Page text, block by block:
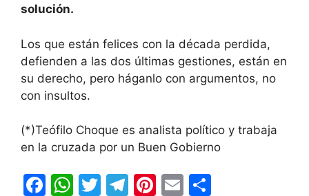
solución.
Los que están felices con la década perdida,
defienden a las dos últimas gestiones, están en
su derecho, pero háganlo con argumentos, no
con insultos.
(*)Teófilo Choque es analista político y trabaja
en la cruzada por un Buen Gobierno
F
W T
T
Pi E